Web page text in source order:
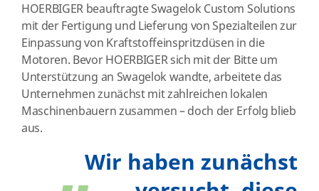
HOERBIGER beauftragte Swagelok Custom Solutions
mit der Fertigung und Lieferung von Spezialteilen zur
Einpassung von Kraftstoffeinspritzdüsen in die
Motoren. Bevor HOERBIGER sich mit der Bitte um
Unterstützung an Swagelok wandte, arbeitete das
Unternehmen zunächst mit zahlreichen lokalen
Maschinenbauern zusammen – doch der Erfolg blieb
aus.
Wir haben zunächst